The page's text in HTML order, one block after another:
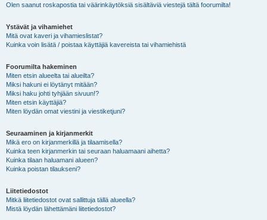
Olen saanut roskapostia tai väärinkäytöksiä sisältäviä viestejä tältä foorumilta!
Ystävät ja vihamiehet
Mitä ovat kaveri ja vihamieslistat?
Kuinka voin lisätä / poistaa käyttäjiä kavereista tai vihamiehistä
Foorumilta hakeminen
Miten etsin alueelta tai alueilta?
Miksi hakuni ei löytänyt mitään?
Miksi haku johti tyhjään sivuun!?
Miten etsin käyttäjiä?
Miten löydän omat viestini ja viestiketjuni?
Seuraaminen ja kirjanmerkit
Mikä ero on kirjanmerkillä ja tilaamisella?
Kuinka teen kirjanmerkin tai seuraan haluamaani aihetta?
Kuinka tilaan haluamani alueen?
Kuinka poistan tilaukseni?
Liitetiedostot
Mitkä liitetiedostot ovat sallittuja tällä alueella?
Mistä löydän lähettämäni liitetiedostot?